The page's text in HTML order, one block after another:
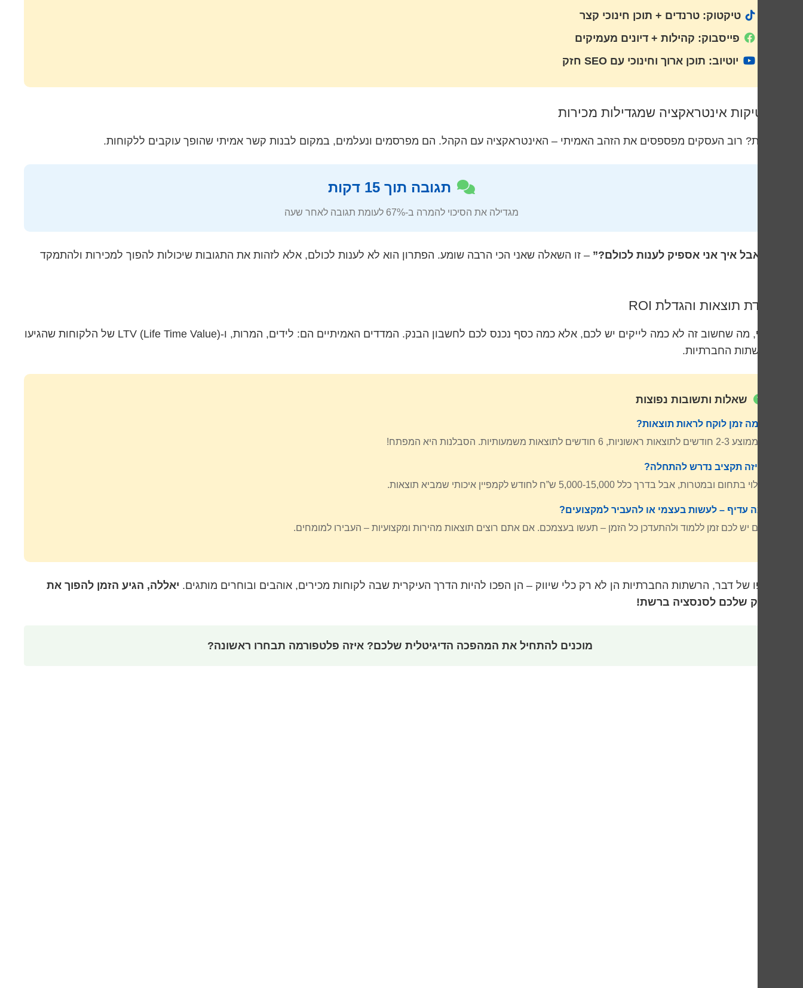
טיקטוק: טרנדים + תוכן חינוכי קצר
פייסבוק: קהילות + דיונים מעמיקים
יוטיוב: תוכן ארוך וחינוכי עם SEO חזק
טקטיקות אינטראקציה שמגדילות מכירות
האמת? רוב העסקים מפספסים את הזהב האמיתי – האינטראקציה עם הקהל. הם מפרסמים ונעלמים, במקום לבנות קשר אמיתי שהופך עוקבים ללקוחות.
תגובה תוך 15 דקות
מגדילה את הסיכוי להמרה ב-67% לעומת תגובה לאחר שעה
“אבל איך אני אספיק לענות לכולם?” – זו השאלה שאני הכי הרבה שומע. הפתרון הוא לא לענות לכולם, אלא לזהות את התגובות שיכולות להפוך למכירות ולהתמקד
מדידת תוצאות והגדלת ROI
בסוף, מה שחשוב זה לא כמה לייקים יש לכם, אלא כמה כסף נכנס לכם לחשבון הבנק. המדדים האמיתיים הם: לידים, המרות, ו-LTV (Life Time Value) של הלקוחות שהגיעו
מהרשתות החברתיות.
שאלות ותשובות נפוצות
כמה זמן לוקח לראות תוצאות?
בממוצע 2-3 חודשים לתוצאות ראשוניות, 6 חודשים לתוצאות משמעותיות. הסבלנות היא המפתח!
איזה תקציב נדרש להתחלה?
תלוי בתחום ובמטרות, אבל בדרך כלל 5,000-15,000 ש”ח לחודש לקמפיין איכותי שמביא תוצאות.
מה עדיף – לעשות בעצמי או להעביר למקצועים?
אם יש לכם זמן ללמוד ולהתעדכן כל הזמן – תעשו בעצמכם. אם אתם רוצים תוצאות מהירות ומקצועיות – העבירו למומחים.
בסופו של דבר, הרשתות החברתיות הן לא רק כלי שיווק – הן הפכו להיות הדרך העיקרית שבה לקוחות מכירים, אוהבים ובוחרים מותגים. יאללה, הגיע הזמן להפוך את
העסק שלכם לסנסציה ברשת!
מוכנים להתחיל את המהפכה הדיגיטלית שלכם? איזה פלטפורמה תבחרו ראשונה?